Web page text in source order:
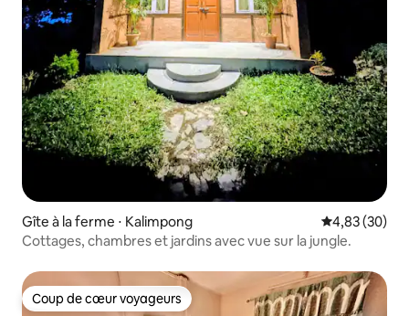
Gîte à la ferme ⋅ Kalimpong Évaluation
4,83 (30)
Cottages, chambres et jardins avec vue sur la jungle.
Coup de cœur voyageurs
Coup de cœur voyageurs